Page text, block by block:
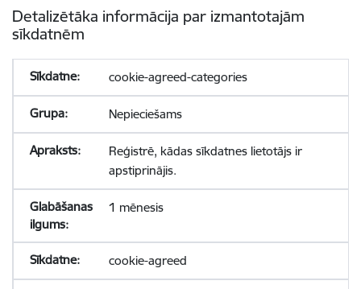
Detalizētāka informācija par izmantotajām
sīkdatnēm
cookie-agreed-categories
Nepieciešams
Reģistrē, kādas sīkdatnes lietotājs ir
apstiprinājis.
1 mēnesis
cookie-agreed